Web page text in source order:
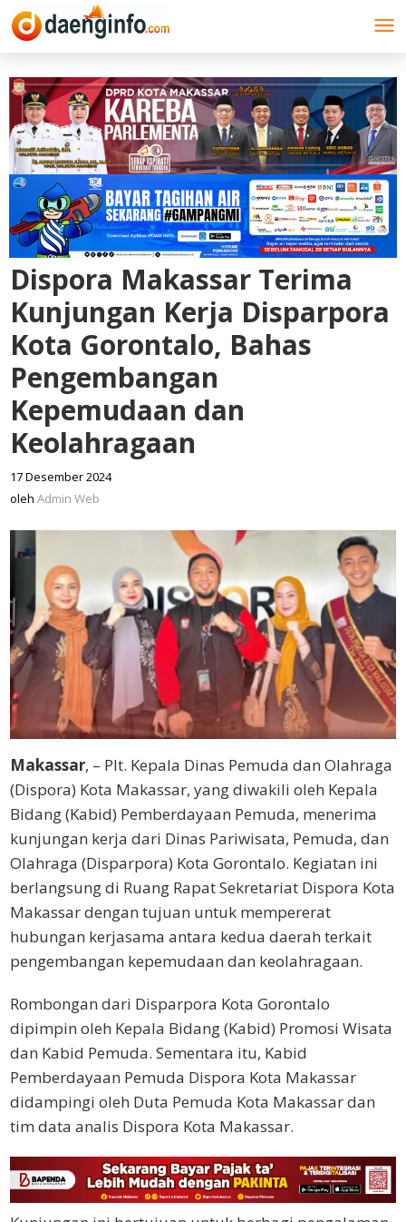
Lewati
ke
Dispora Makassar Terima
Kunjungan Kerja Disparpora
Kota Gorontalo, Bahas
Pengembangan
Kepemudaan dan
Keolahragaan
17 Desember 2024
oleh Admin Web
Makassar, – Plt. Kepala Dinas Pemuda dan Olahraga
(Dispora) Kota Makassar, yang diwakili oleh Kepala
Bidang (Kabid) Pemberdayaan Pemuda, menerima
kunjungan kerja dari Dinas Pariwisata, Pemuda, dan
Olahraga (Disparpora) Kota Gorontalo. Kegiatan ini
berlangsung di Ruang Rapat Sekretariat Dispora Kota
Makassar dengan tujuan untuk mempererat
hubungan kerjasama antara kedua daerah terkait
pengembangan kepemudaan dan keolahragaan.
Rombongan dari Disparpora Kota Gorontalo
dipimpin oleh Kepala Bidang (Kabid) Promosi Wisata
dan Kabid Pemuda. Sementara itu, Kabid
Pemberdayaan Pemuda Dispora Kota Makassar
didampingi oleh Duta Pemuda Kota Makassar dan
tim data analis Dispora Kota Makassar.